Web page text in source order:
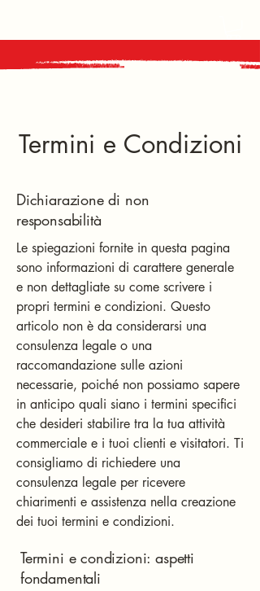
Termini e Condizioni
Dichiarazione di non
responsabilità
Le spiegazioni fornite in questa pagina
sono informazioni di carattere generale
e non dettagliate su come scrivere i
propri termini e condizioni. Questo
articolo non è da considerarsi una
consulenza legale o una
raccomandazione sulle azioni
necessarie, poiché non possiamo sapere
in anticipo quali siano i termini specifici
che desideri stabilire tra la tua attività
commerciale e i tuoi clienti e visitatori. Ti
consigliamo di richiedere una
consulenza legale per ricevere
chiarimenti e assistenza nella creazione
dei tuoi termini e condizioni.
Termini e condizioni: aspetti
fondamentali